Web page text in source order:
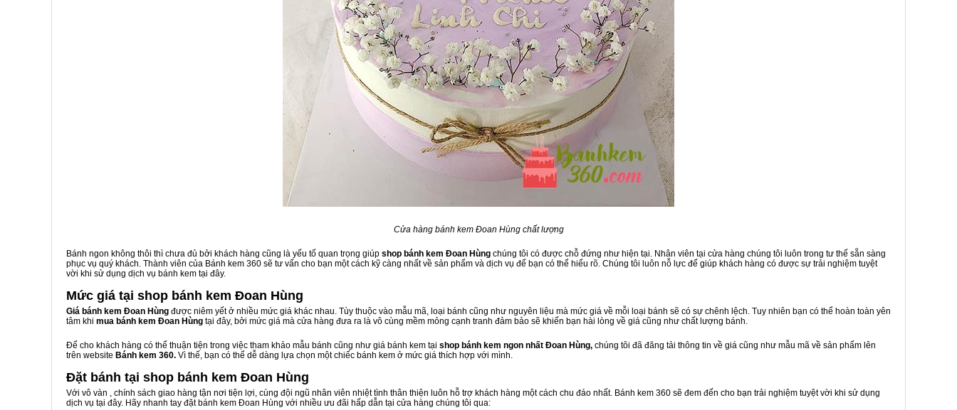
Cửa hàng bánh kem Đoan Hùng chất lượng
Bánh ngon không thôi thì chưa đủ bởi khách hàng cũng là yếu tố quan trọng giúp shop bánh kem Đoan Hùng chúng tôi có được chỗ đứng như hiện tại. Nhân viên tại cửa hàng chúng tôi luôn trong tư thế sẵn sàng
phục vụ quý khách. Thành viên của Bánh kem 360 sẽ tư vấn cho bạn một cách kỹ càng nhất về sản phẩm và dịch vụ để bạn có thể hiểu rõ. Chúng tôi luôn nỗ lực để giúp khách hàng có được sự trải nghiệm tuyệt
vời khi sử dụng dịch vụ bánh kem tại đây.
Mức giá tại shop bánh kem Đoan Hùng
Giá bánh kem Đoan Hùng được niêm yết ở nhiều mức giá khác nhau. Tùy thuộc vào mẫu mã, loại bánh cũng như nguyên liệu mà mức giá về mỗi loại bánh sẽ có sự chênh lệch. Tuy nhiên bạn có thể hoàn toàn yên
tâm khi mua bánh kem Đoan Hùng tại đây, bởi mức giá mà cửa hàng đưa ra là vô cùng mềm mỏng cạnh tranh đảm bảo sẽ khiến bạn hài lòng về giá cũng như chất lượng bánh.
Để cho khách hàng có thể thuận tiện trong việc tham khảo mẫu bánh cũng như giá bánh kem tại shop bánh kem ngon nhất Đoan Hùng, chúng tôi đã đăng tải thông tin về giá cũng như mẫu mã về sản phẩm lên
trên website Bánh kem 360. Vì thế, bạn có thể dễ dàng lựa chọn một chiếc bánh kem ở mức giá thích hợp với mình.
Đặt bánh tại shop bánh kem Đoan Hùng
Với vô vàn , chính sách giao hàng tận nơi tiện lợi, cùng đội ngũ nhân viên nhiệt tình thân thiện luôn hỗ trợ khách hàng một cách chu đáo nhất. Bánh kem 360 sẽ đem đến cho bạn trải nghiệm tuyệt vời khi sử dụng
dịch vụ tại đây. Hãy nhanh tay đặt bánh kem Đoan Hùng với nhiều ưu đãi hấp dẫn tại cửa hàng chúng tôi qua: